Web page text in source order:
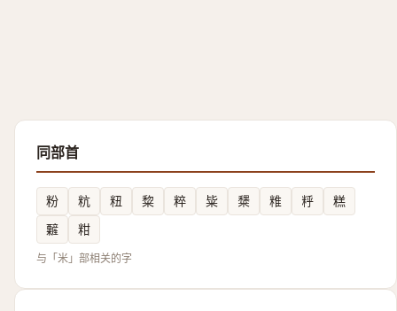
同部首
粉 粇 粈 䊍 粹 粊 䊬 䊒 䉿
糕
䊲
粓
与「米」部相关的字